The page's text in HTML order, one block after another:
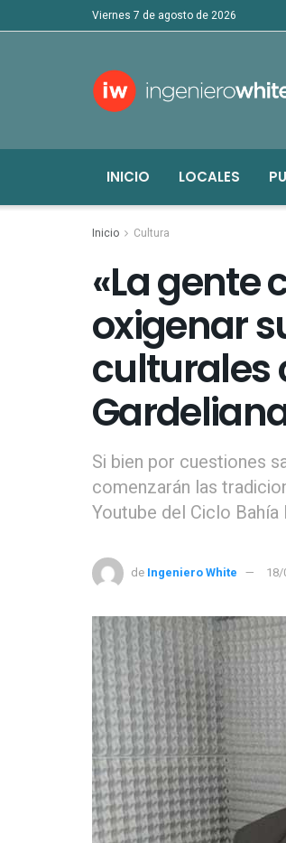
viernes 7 de agosto de 2026
INICIO LOCALES
Inicio Cultura
«La gente
oxigenar
culturales
Si bien por cuestiones
comenzarán las
Youtube del Ciclo Bahía
de Ingeniero White